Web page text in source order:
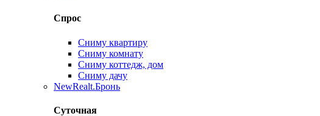
Спрос
Сниму квартиру
Сниму комнату
Сниму коттедж, дом
Сниму дачу
NewRealt.Бронь
Суточная